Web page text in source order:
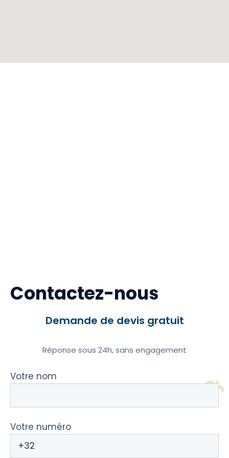
Contactez-nous
Demande de devis gratuit
Réponse sous 24h, sans engagement
Votre nom
Votre numéro